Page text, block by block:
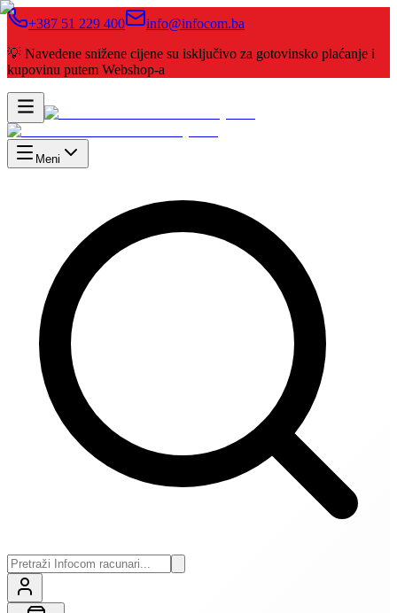
+387 51 229 400
info@infocom.ba
💡 Navedene snižene cijene su isključivo za gotovinsko plaćanje i
kupovinu putem Webshop-a
Meni